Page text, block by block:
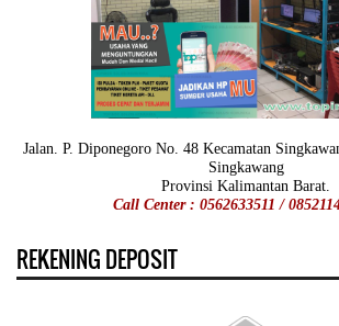
Jalan. P. Diponegoro No. 48 Kecamatan
Singkawang
Provinsi Kalimantan Barat.
Call Center : 0562633511 /
REKENING DEPOSIT